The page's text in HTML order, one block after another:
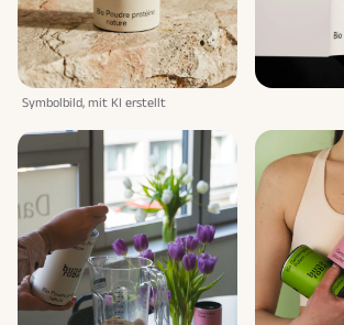
Symbolbild, mit KI erstellt